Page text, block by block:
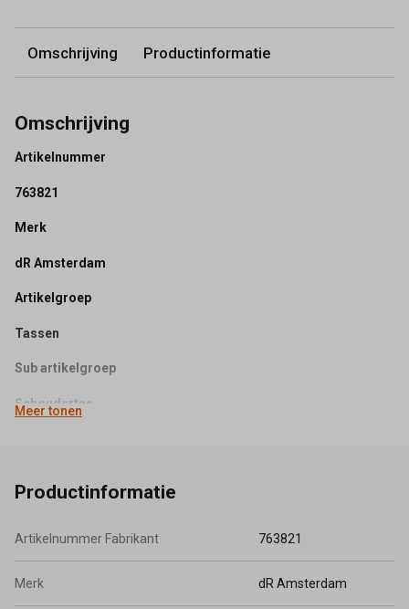
Omschrijving Productinformatie
Omschrijving
Artikelnummer
763821
Merk
dR Amsterdam
Artikelgroep
Tassen
Sub artikelgroep
Schoudertas
2025 AW
Kwaliteit
Meer tonen
Productinformatie
Artikelnummer Fabrikant 763821
Merk dR Amsterdam